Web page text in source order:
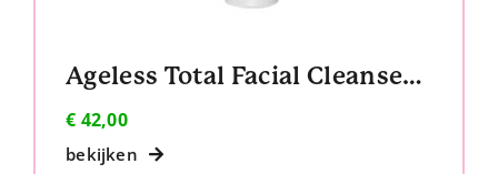
Ageless Total Facial Cleanser + Reinigingsponsjes
€ 42,00
bekijken